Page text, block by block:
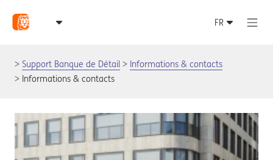
Support Banque de Détail
Informations & contacts
Informations & contacts